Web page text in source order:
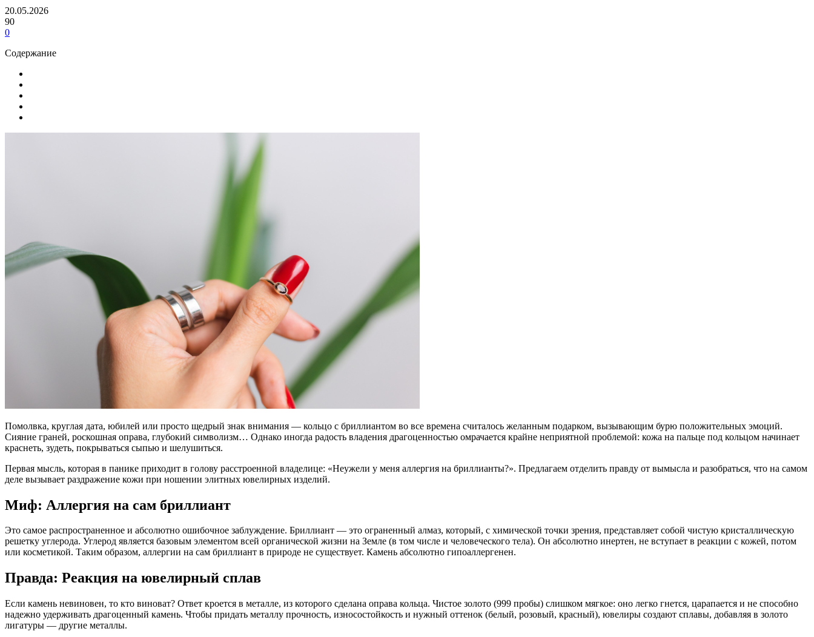
20.05.2026
90
0
Содержание
Помолвка, круглая дата, юбилей или просто щедрый знак внимания — кольцо с бриллиантом во все времена считалось желанным подарком, вызывающим бурю положительных эмоций.
Сияние граней, роскошная оправа, глубокий символизм… Однако иногда радость владения драгоценностью омрачается крайне неприятной проблемой: кожа на пальце под кольцом начинает
краснеть, зудеть, покрываться сыпью и шелушиться.
Первая мысль, которая в панике приходит в голову расстроенной владелице: «Неужели у меня аллергия на бриллианты?». Предлагаем отделить правду от вымысла и разобраться, что на самом
деле вызывает раздражение кожи при ношении элитных ювелирных изделий.
Миф: Аллергия на сам бриллиант
Это самое распространенное и абсолютно ошибочное заблуждение. Бриллиант — это ограненный алмаз, который, с химической точки зрения, представляет собой чистую кристаллическую
решетку углерода. Углерод является базовым элементом всей органической жизни на Земле (в том числе и человеческого тела). Он абсолютно инертен, не вступает в реакции с кожей, потом
или косметикой. Таким образом, аллергии на сам бриллиант в природе не существует. Камень абсолютно гипоаллергенен.
Правда: Реакция на ювелирный сплав
Если камень невиновен, то кто виноват? Ответ кроется в металле, из которого сделана оправа кольца. Чистое золото (999 пробы) слишком мягкое: оно легко гнется, царапается и не способно
надежно удерживать драгоценный камень. Чтобы придать металлу прочность, износостойкость и нужный оттенок (белый, розовый, красный), ювелиры создают сплавы, добавляя в золото
лигатуры — другие металлы.